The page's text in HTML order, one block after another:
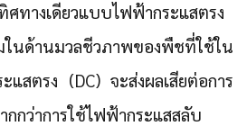
ทางเดียวแบบไฟฟ้ากระแสตรง
ในด้านมวลชีวภาพของพืชที่ใช้ใน
สตรง (DC) จะส่งผลเสียต่อการ
กว่าการใช้ไฟฟ้ากระแสสลับ